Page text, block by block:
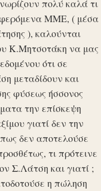
πολύ καλά τι
ΜΜΕ, ( μέσα
), καλούνται
Κ.Μητσοτάκη να μας
ότι σε
μεταδίδουν και
φύσεως ήσσονος
την επίσκεψη
γιατί δεν την
δεν αποτελούσε
τι πρότεινε
Σ.Λάτση και γιατί ;
η πώληση